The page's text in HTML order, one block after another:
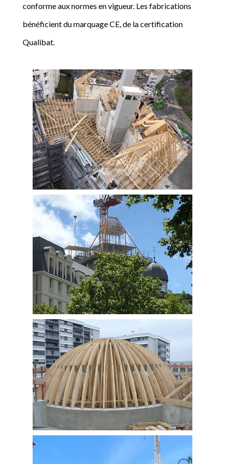
conforme aux normes en vigueur. Les fabrications
bénéficient du marquage CE, de la certification
Qualibat.